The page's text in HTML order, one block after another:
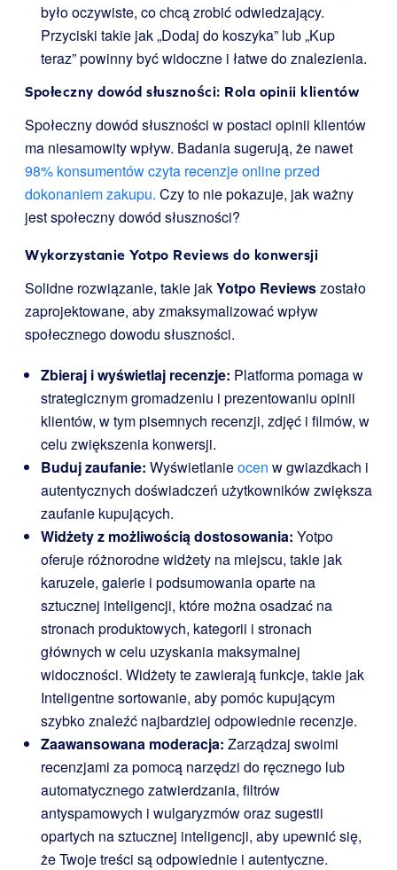
było oczywiste, co chcą zrobić odwiedzający.
Przyciski takie jak „Dodaj do koszyka” lub „Kup
teraz” powinny być widoczne i łatwe do znalezienia.
Społeczny dowód słuszności: Rola opinii klientów
Społeczny dowód słuszności w postaci opinii klientów
ma niesamowity wpływ. Badania sugerują, że nawet
98% konsumentów czyta recenzje online przed
dokonaniem zakupu. Czy to nie pokazuje, jak ważny
jest społeczny dowód słuszności?
Wykorzystanie Yotpo Reviews do konwersji
Solidne rozwiązanie, takie jakYotpo Reviewszostało
zaprojektowane, aby zmaksymalizować wpływ
społecznego dowodu słuszności.
Zbieraj i wyświetlaj recenzje: Platforma pomaga w
strategicznym gromadzeniu i prezentowaniu opinii
klientów, w tym pisemnych recenzji, zdjęć i filmów, w
celu zwiększenia konwersji.
Buduj zaufanie: Wyświetlanieocen w gwiazdkach i
autentycznych doświadczeń użytkowników zwiększa
zaufanie kupujących.
Widżety z możliwością dostosowania: Yotpo
oferuje różnorodne widżety na miejscu, takie jak
karuzele, galerie i podsumowania oparte na
sztucznej inteligencji, które można osadzać na
stronach produktowych, kategorii i stronach
głównych w celu uzyskania maksymalnej
widoczności. Widżety te zawierają funkcje, takie jak
Inteligentne sortowanie, aby pomóc kupującym
szybko znaleźć najbardziej odpowiednie recenzje.
Zaawansowana moderacja: Zarządzaj swoimi
recenzjami za pomocą narzędzi do ręcznego lub
automatycznego zatwierdzania, filtrów
antyspamowych i wulgaryzmów oraz sugestii
opartych na sztucznej inteligencji, aby upewnić się,
że Twoje treści są odpowiednie i autentyczne.